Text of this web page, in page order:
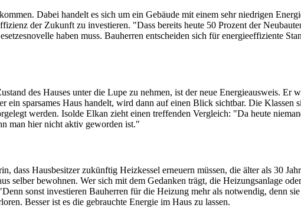
Dabei handelt es sich um ein Gebäude mit einem sehr niedrigen
der Zukunft zu investieren. "Dass bereits heute 50 Prozent der
haben muss. Bauherren entscheiden sich für energieeffiziente
des Hauses unter die Lupe zu nehmen, ist der neue Energieausweis.
ein sparsames Haus handelt, wird dann auf einen Blick sichtbar. Die
werden. Isolde Elkan zieht einen treffenden Vergleich: "Da heute
man hier nicht aktiv geworden ist."
dass Hausbesitzer zukünftig Heizkessel erneuern müssen, die älter als 30
selber bewohnen. Wer sich mit dem Gedanken trägt, die Heizungsanlage
sonst investieren Bauherren für die Heizung mehr als notwendig, denn
Besser ist es die gebrauchte Energie im Haus zu lassen.